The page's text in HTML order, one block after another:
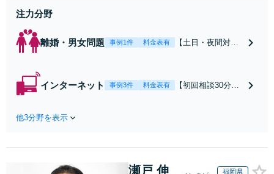
注力分野
離婚・男女問題 事例1件 料金表有
【土日・夜間対応
れたら、サインす
負担を軽減「弁護
インターネット 事例3件 料金表有
【初回相談30分無
報開示請求をおこ
お店の風評被害対
他3分野を表示
瀬戸 伸
福岡県